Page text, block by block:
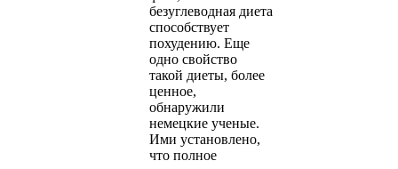
безуглеводная диета
способствует
похудению. Еще
одно свойство
такой диеты, более
ценное,
обнаружили
немецкие ученые.
Ими установлено,
что полное